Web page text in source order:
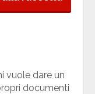
vuole dare un
documenti